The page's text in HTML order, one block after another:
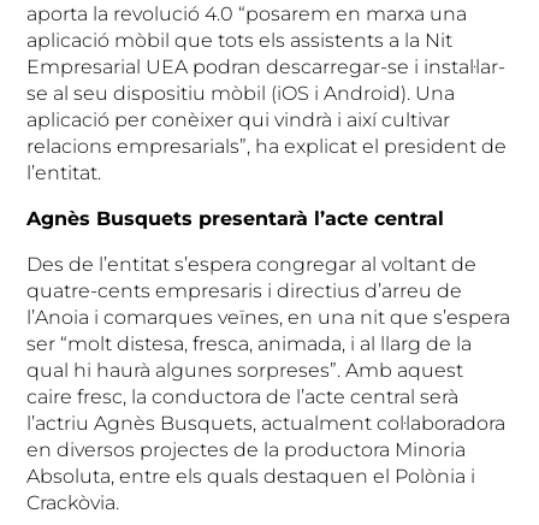
aporta la revolució 4.0 “posarem en marxa una
aplicació mòbil que tots els assistents a la Nit
Empresarial UEA podran descarregar-se i instal·lar-
se al seu dispositiu mòbil (iOS i Android). Una
aplicació per conèixer qui vindrà i així cultivar
relacions empresarials”, ha explicat el president de
l’entitat.
Agnès Busquets presentarà l’acte central
Des de l’entitat s’espera congregar al voltant de
quatre-cents empresaris i directius d’arreu de
l’Anoia i comarques veïnes, en una nit que s’espera
ser “molt distesa, fresca, animada, i al llarg de la
qual hi haurà algunes sorpreses”. Amb aquest
caire fresc, la conductora de l’acte central serà
l’actriu Agnès Busquets, actualment col·laboradora
en diversos projectes de la productora Minoria
Absoluta, entre els quals destaquen el Polònia i
Crackòvia.